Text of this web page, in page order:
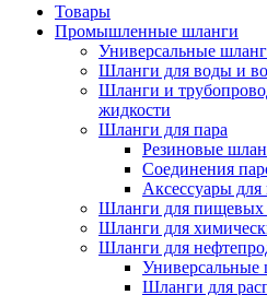
Товары
Промышленные шланги
Универсальные
Шланги для воды и
Шланги и
жидкости
Шланги для пара
Резиновые
Cоединения
Аксессуары для
Шланги для пищевых
Шланги для
Шланги для
Универсальные
Шланги для